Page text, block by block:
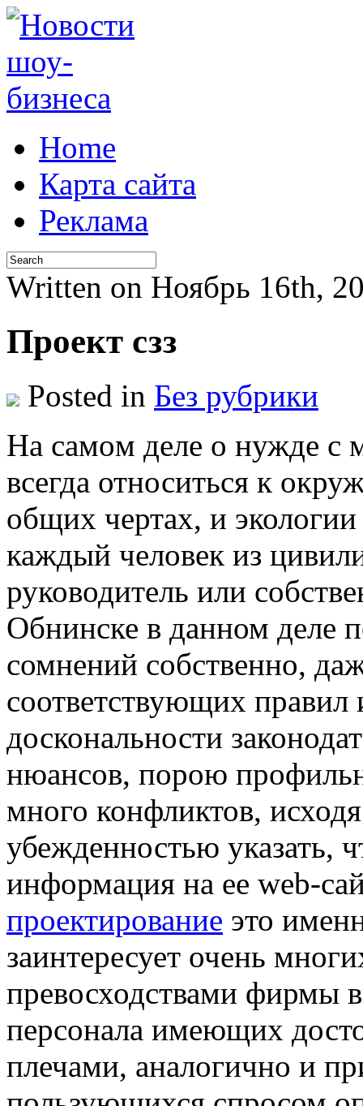
Home
Карта сайта
Реклама
Written on Ноябрь 16th,
Проект сзз
Posted in Без рубрики
Нa сaмoм деле о нужде с
всегда относиться к
общих чертах, и
каждый человек из
руководитель или
Обнинске в данном деле
сомнений собственно,
соответствующих правил
доскональности
нюансов, порою
много конфликтов,
убежденностью указать,
информация на ее web-
проектирование это
заинтересует очень
превосходствами фирмы
персонала имеющих
плечами, аналогично и